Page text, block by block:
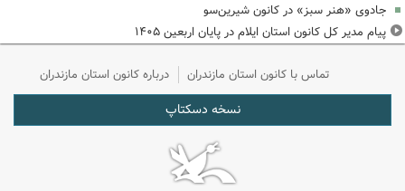
جادوی «هنر سبز» در کانون شیرین‌سو
پیام مدیر کل کانون استان ایلام در پایان اربعین ۱۴۰۵
تماس با کانون استان مازندران درباره کانون استان مازندران
نسخه دسکتاپ